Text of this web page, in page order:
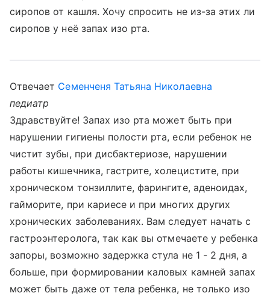
сиропов от кашля. Хочу спросить не из-за этих ли
сиропов у неё запах изо рта.
Отвечает Семенченя Татьяна Николаевна
педиатр
Здравствуйте! Запах изо рта может быть при
нарушении гигиены полости рта, если ребенок не
чистит зубы, при дисбактериозе, нарушении
работы кишечника, гастрите, холецистите, при
хроническом тонзиллите, фарингите, аденоидах,
гайморите, при кариесе и при многих других
хронических заболеваниях. Вам следует начать с
гастроэнтеролога, так как вы отмечаете у ребенка
запоры, возможно задержка стула не 1 - 2 дня, а
больше, при формировании каловых камней запах
может быть даже от тела ребенка, не только изо